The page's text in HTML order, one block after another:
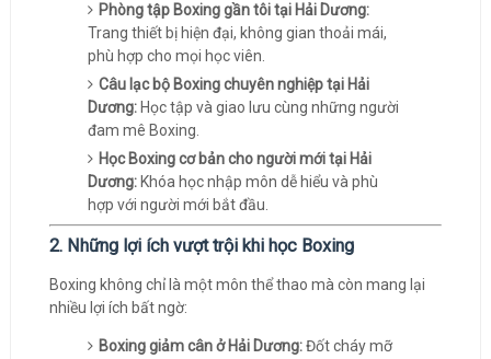
Phòng tập Boxing gần tôi tại Hải Dương:
Trang thiết bị hiện đại, không gian thoải mái,
phù hợp cho mọi học viên.
Câu lạc bộ Boxing chuyên nghiệp tại Hải
Dương:Học tập và giao lưu cùng những người
đam mê Boxing.
Học Boxing cơ bản cho người mới tại Hải
Dương:Khóa học nhập môn dễ hiểu và phù
hợp với người mới bắt đầu.
2. Những lợi ích vượt trội khi học Boxing
Boxing không chỉ là một môn thể thao mà còn mang lại
nhiều lợi ích bất ngờ:
Boxing giảm cân ở Hải Dương:Đốt cháy mỡ